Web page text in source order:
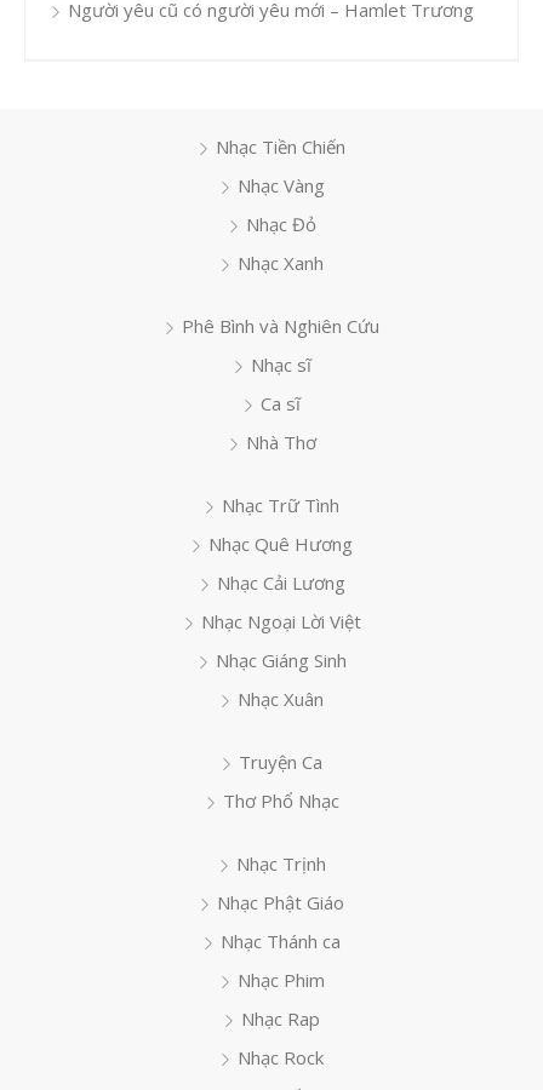
Người yêu cũ có người yêu mới – Hamlet Trương
Nhạc Tiền Chiến
Nhạc Vàng
Nhạc Đỏ
Nhạc Xanh
Phê Bình và Nghiên Cứu
Nhạc sĩ
Ca sĩ
Nhà Thơ
Nhạc Trữ Tình
Nhạc Quê Hương
Nhạc Cải Lương
Nhạc Ngoại Lời Việt
Nhạc Giáng Sinh
Nhạc Xuân
Truyện Ca
Thơ Phổ Nhạc
Nhạc Trịnh
Nhạc Phật Giáo
Nhạc Thánh ca
Nhạc Phim
Nhạc Rap
Nhạc Rock